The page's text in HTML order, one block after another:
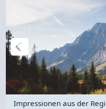
Impressionen aus der